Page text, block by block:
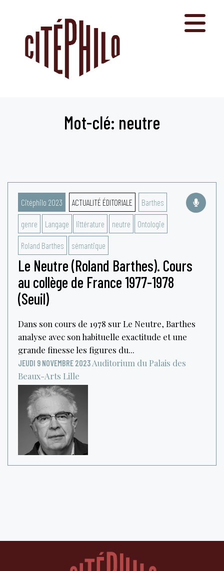
Mot-clé: neutre
Citéphilo 2023 ACTUALITÉ ÉDITORIALE Barthes
genre Langage littérature neutre Ontologie
Roland Barthes sémantique
Le Neutre (Roland Barthes). Cours
au collège de France 1977-1978
(Seuil)
Dans son cours de 1978 sur Le Neutre, Barthes
analyse avec son habituelle exactitude et une
grande finesse les figures du...
JEUDI 9 NOVEMBRE 2023 Auditorium du Palais des
Beaux-Arts Lille